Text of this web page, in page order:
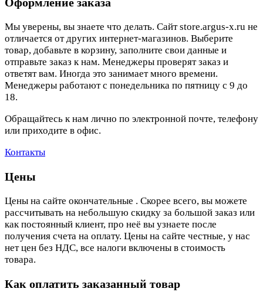
Мы уверены, вы знаете что делать. Сайт store.argus-x.ru не
отличается от других интернет-магазинов. Выберите
товар, добавьте в корзину, заполните свои данные и
отправьте заказ к нам. Менеджеры проверят заказ и
ответят вам. Иногда это занимает много времени.
Менеджеры работают с понедельника по пятницу с 9 до
18.
Обращайтесь к нам лично по электронной почте, телефону
или приходите в офис.
Контакты
Цены
Цены на сайте окончательные . Скорее всего, вы можете
рассчитывать на небольшую скидку за большой заказ или
как постоянный клиент, про неё вы узнаете после
получения счета на оплату. Цены на сайте честные, у нас
нет цен без НДС, все налоги включены в стоимость
товара.
Как оплатить заказанный товар